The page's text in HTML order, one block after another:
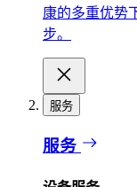
康的多重优势
步。
服务
服务